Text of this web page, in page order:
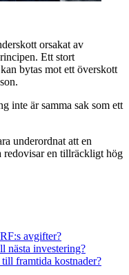
orsakat av
Ett stort
bytas mot ett överskott
inte är samma sak som ett
underordnat att en
redovisar en tillräckligt hög
avgifter?
nästa investering?
framtida kostnader?